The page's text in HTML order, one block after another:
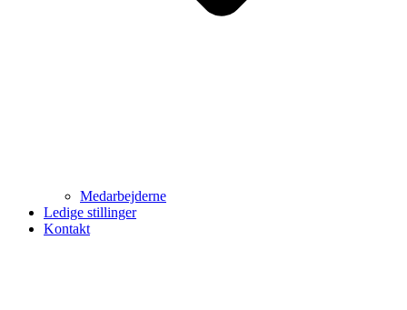
Medarbejderne
Ledige stillinger
Kontakt